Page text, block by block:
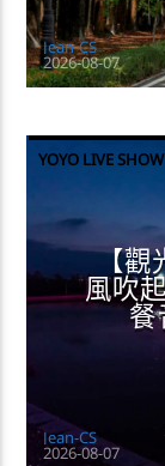
Jean-CS
2026-08-07
YOYO LIVE SHOW
【觀
風吹
Jean-CS
2026-08-07